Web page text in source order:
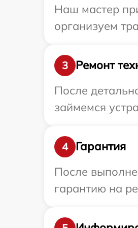
Наш мастер
организуем
3
Ремонт
После
займемся
4
Гарантия
После
гарантию на